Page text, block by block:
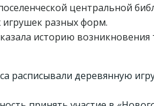
центральной
разных форм.
историю
расписывали деревянную